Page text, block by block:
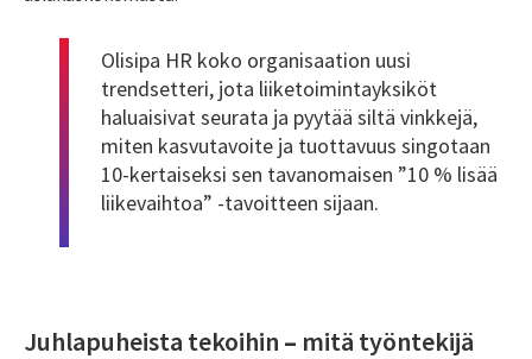
Olisipa HR koko organisaation uusi
trendsetteri, jota liiketoimintayksiköt
haluaisivat seurata ja pyytää siltä vinkkejä,
miten kasvutavoite ja tuottavuus singotaan
10-kertaiseksi sen tavanomaisen ”10 % lisää
liikevaihtoa” -tavoitteen sijaan.
Juhlapuheista tekoihin – mitä työntekijä